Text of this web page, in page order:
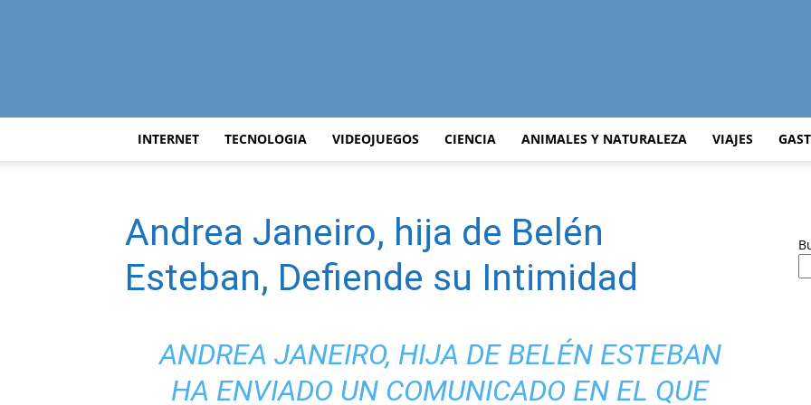
Curiosidades
del
INTERNET TECNOLOGIA VIDEOJUEGOS CIENCIA ANIMALES Y NATURALEZA VIAJES
Andrea Janeiro, hija de Belén
Esteban, Defiende su Intimidad
ANDREA JANEIRO, HIJA DE BELÉN ESTEBAN
HA ENVIADO UN COMUNICADO EN EL QUE